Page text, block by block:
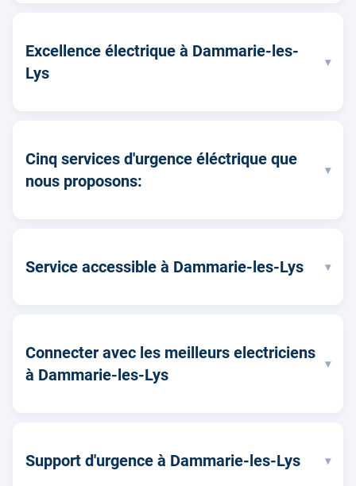
Excellence électrique à Dammarie-les-
Lys
▾
Cinq services d'urgence éléctrique que
nous proposons:
▾
Service accessible à Dammarie-les-Lys ▾
Connecter avec les meilleurs electriciens
à Dammarie-les-Lys
▾
Support d'urgence à Dammarie-les-Lys ▾